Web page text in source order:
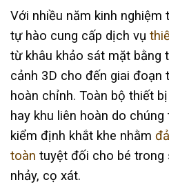
Với nhiều năm kinh nghiệm
tự hào cung cấp dịch vụ
từ khâu khảo sát mặt bằng
cảnh 3D cho đến giai đoạn
hoàn chỉnh. Toàn bộ thiết
hay khu liên hoàn do
kiểm định khắt khe nhằm
toàn tuyệt đối cho bé trong
nhảy, cọ xát.